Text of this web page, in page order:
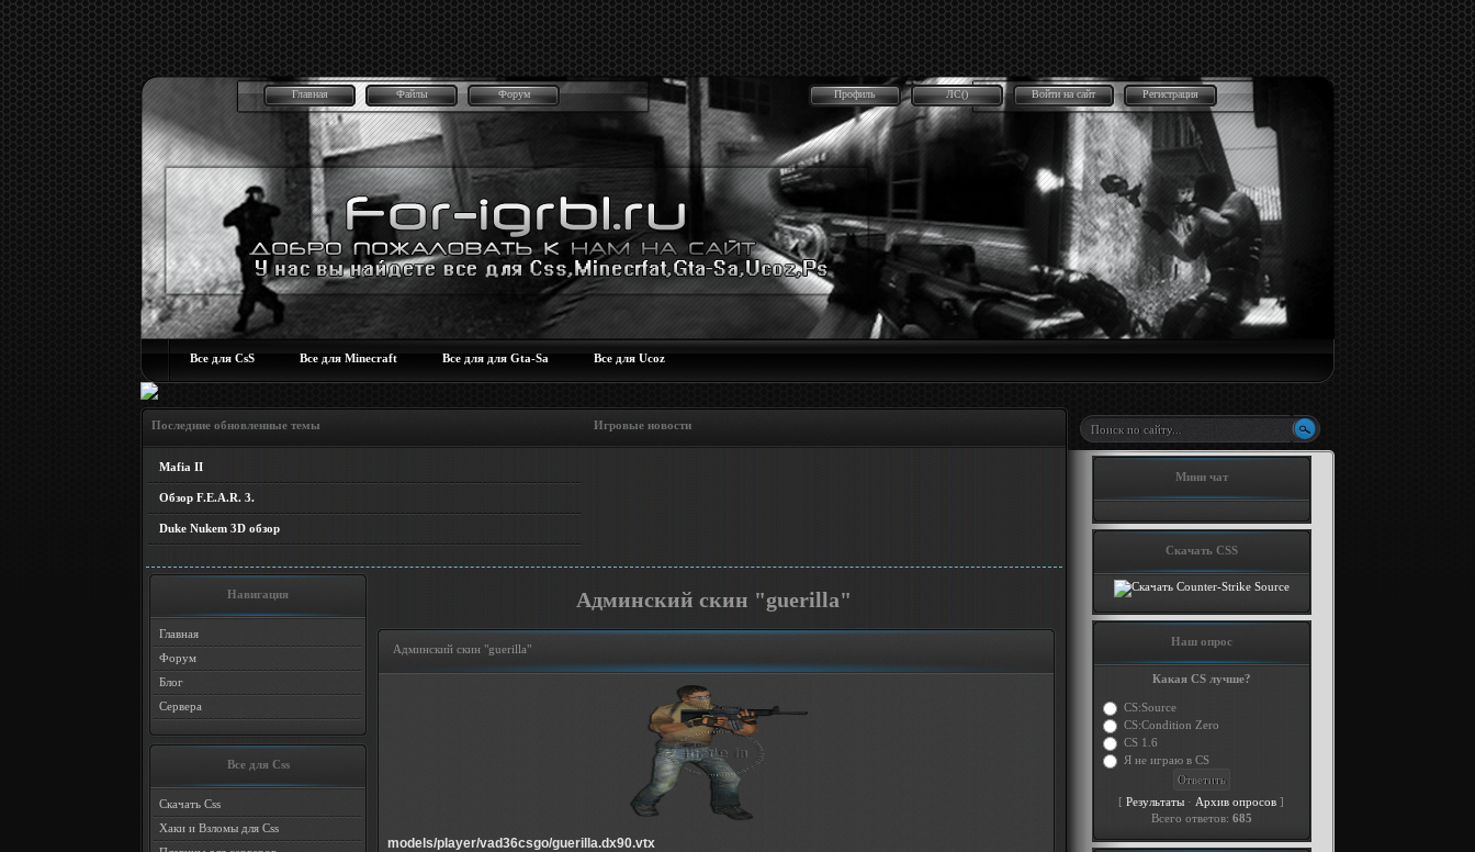
Главная Файлы Форум Профиль ЛС() Войти на сайт Регистрация
Все для CsS Все для Minecraft Все для для Gta-Sa Все для Ucoz
Последние обновленные темы Игровые новости
Mafia II
Обзор F.E.A.R. 3.
Duke Nukem 3D обзор
Навигация
Главная
Форум
Блог
Сервера
Все для Css
Скачать Css
Хаки и Взломы для Css
Админский скин "guerilla"
Админский скин "guerilla"
models/player/vad36csgo/guerilla.dx90.vtx
Мини чат
Скачать CSS
Наш опрос
Какая CS лучше?
CS:Source
CS:Condition Zero
CS 1.6
Я не играю в CS
[ Результаты · Архив опросов ]
Всего ответов: 685